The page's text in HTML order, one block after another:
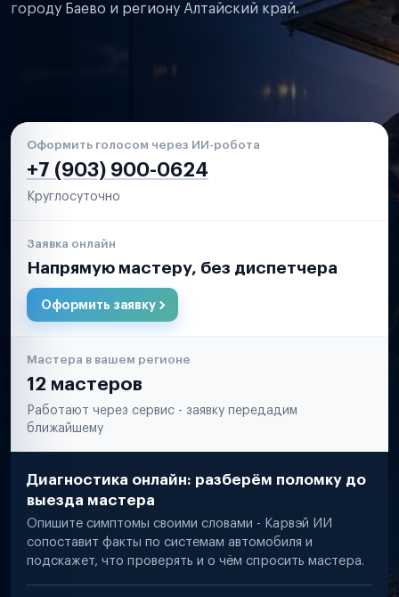
городу Баево и региону Алтайский край.
Оформить голосом через ИИ-робота
+7 (903) 900-0624
Круглосуточно
Заявка онлайн
Напрямую мастеру, без диспетчера
Оформить заявку
Мастера в вашем регионе
12 мастеров
Работают через сервис - заявку передадим
ближайшему
Диагностика онлайн: разберём поломку до
выезда мастера
Опишите симптомы своими словами - Карвэй ИИ
сопоставит факты по системам автомобиля и
подскажет, что проверять и о чём спросить мастера.